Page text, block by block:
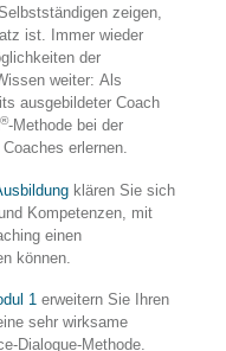
zeigen,
ist. Immer wieder
der
weiter: Als
ausgebildeter Coach
®-Methode bei der
erlernen.
klären Sie sich
Kompetenzen, mit
einen
können.
1erweitern Sie Ihren
sehr wirksame
Dialogue-Methode.